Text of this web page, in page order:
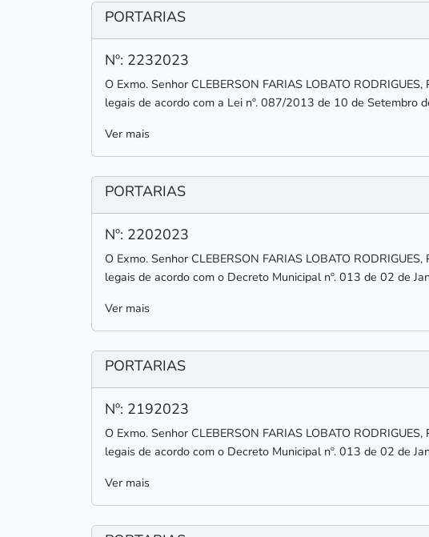
PORTARIAS
Nº: 2232023
O Exmo. Senhor CLEBERSON FARIAS LOBATO
legais de acordo com a Lei nº. 087/2013 de 10 de Setembro
Ver mais
PORTARIAS
Nº: 2202023
O Exmo. Senhor CLEBERSON FARIAS LOBATO
legais de acordo com o Decreto Municipal nº. 013 de 02 de
Ver mais
PORTARIAS
Nº: 2192023
O Exmo. Senhor CLEBERSON FARIAS LOBATO
legais de acordo com o Decreto Municipal nº. 013 de 02 de
Ver mais